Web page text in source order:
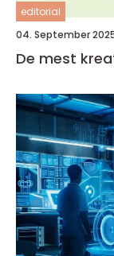
editorial
04. September
De mest